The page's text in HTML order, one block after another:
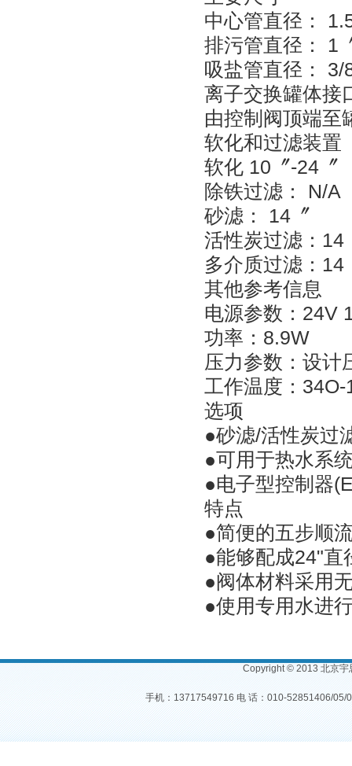
中心管直径：
排污管直径： 1
吸盐管直径： 3/
离子交换罐体接
由控制阀顶端至
软化和过滤装置
软化 10〞-24〞
除铁过滤： N/A
砂滤： 14〞
活性炭过滤：14
多介质过滤：14
其他参考信息
电源参数：24V
功率：8.9W
压力参数：设计
工作温度：34O-
选项
●砂滤/活性炭过
●可用于热水系
●电子型控制器
特点
●简便的五步顺
●能够配成24"直
●阀体材料采用
●使用专用水进
Copyright © 2013 北京宇
手机：13717549716 电 话：010-52851406/05/